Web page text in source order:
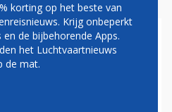
VOOR NIEUWE
korting op het beste van
Krijg onbeperkt
de bijbehorende Apps.
het Luchtvaartnieuws
de mat.